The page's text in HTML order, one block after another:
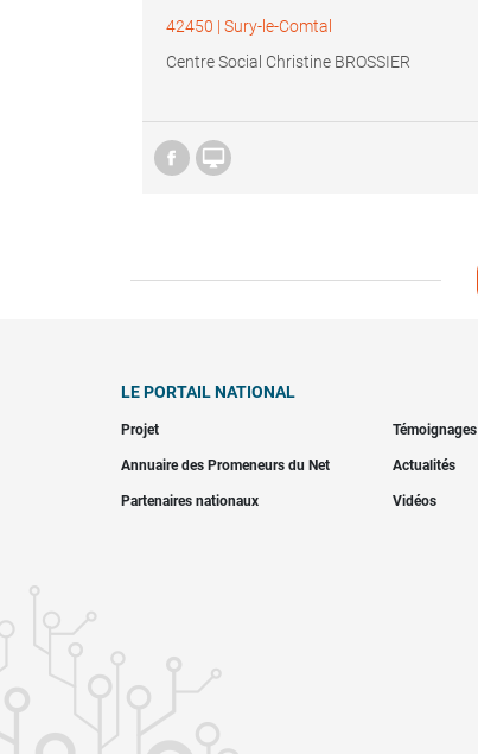
42450 | Sury-le-Comtal
Centre Social Christine BROSSIER

LE PORTAIL NATIONAL
Projet Témoignages
Annuaire des Promeneurs du Net Actualités
Partenaires nationaux Vidéos